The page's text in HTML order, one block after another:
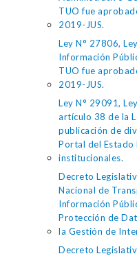
TUO fue
2019-JUS.
Ley N° 27806,
Información
TUO fue
2019-JUS.
Ley N° 29091,
artículo 38 de la
publicación de
Portal del Estado
institucionales.
Decreto
Nacional de
Información
Protección de
la Gestión de
Decreto